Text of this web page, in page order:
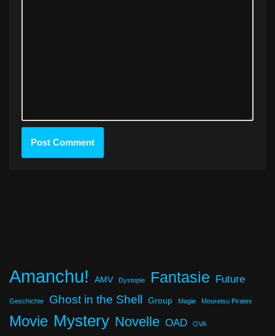
Amanchu! AMV Dystopie Fantasie Future
Geschichte Ghost in the Shell Group Magie Mouretsu Pirates
Movie Mystery Novelle OAD OVA